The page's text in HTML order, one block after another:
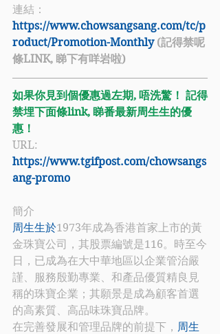
連結：
https://www.chowsangsang.com/tc/p
roduct/Promotion-Monthly (記得禁呢
條LINK, 睇下有咩岩啦)
如果你見到個優惠過左期, 唔洗驚！ 記得
禁埋下面條link, 睇番最新周生生的優
惠！
URL:
https://www.tgifpost.com/chowsangs
ang-promo
簡介
周生生於1973年成為香港首家上市的黃
金珠寶公司，其股票編號是116。時至今
日，已成為在大中華地區以企業管治嚴
謹、服務殷勤專業、和產品優質精良見
稱的珠寶企業；其願景是成為顧客首選
的高素質、高品味珠寶品牌。
在完善發展和管理品牌的前提下， 周生